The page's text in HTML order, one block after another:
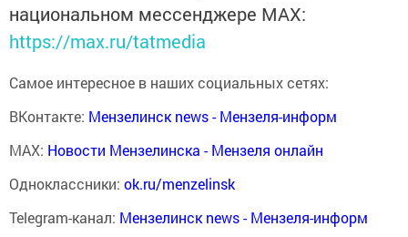
национальном мессенджере MАХ:
https://max.ru/tatmedia
Самое интересное в наших социальных сетях:
ВКонтакте: Мензелинск news - Мензеля-информ
MAX: Новости Мензелинска - Мензеля онлайн
Одноклассники: ok.ru/menzelinsk
Telegram-канал: Мензелинск news - Мензеля-информ